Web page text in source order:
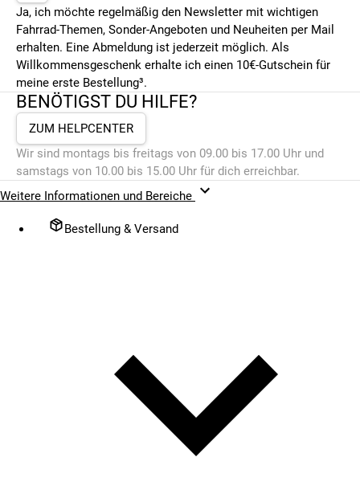
Ja, ich möchte regelmäßig den Newsletter mit wichtigen
Fahrrad-Themen, Sonder-Angeboten und Neuheiten per Mail
erhalten. Eine Abmeldung ist jederzeit möglich. Als
Willkommensgeschenk erhalte ich einen 10€-Gutschein für
meine erste Bestellung³.
BENÖTIGST DU HILFE?
ZUM HELPCENTER
Wir sind montags bis freitags von 09.00 bis 17.00 Uhr und
samstags von 10.00 bis 15.00 Uhr für dich erreichbar.
Weitere Informationen und Bereiche
Bestellung & Versand